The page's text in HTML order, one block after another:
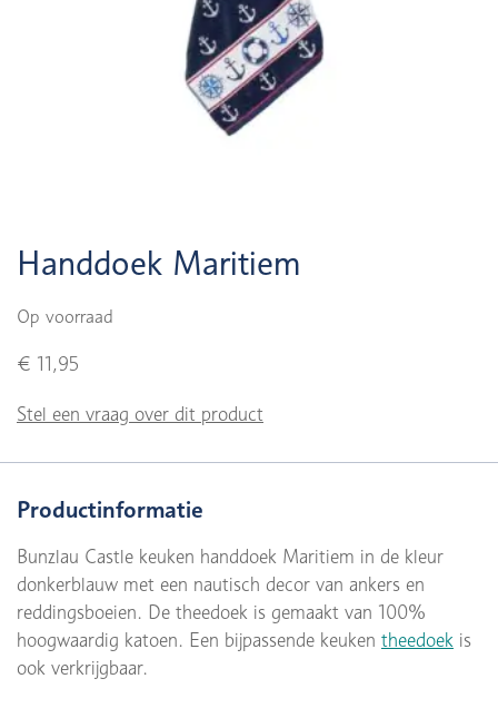
Handdoek Maritiem
Op voorraad
€ 11,95
Stel een vraag over dit product
Productinformatie
Bunzlau Castle keuken handdoek Maritiem in de kleur
donkerblauw met een nautisch decor van ankers en
reddingsboeien. De theedoek is gemaakt van 100%
hoogwaardig katoen. Een bijpassende keuken theedoek is
ook verkrijgbaar.